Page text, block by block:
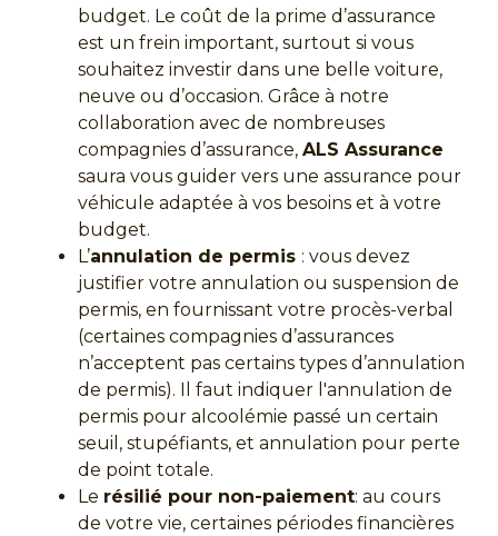
budget. Le coût de la prime d’assurance
est un frein important, surtout si vous
souhaitez investir dans une belle voiture,
neuve ou d’occasion. Grâce à notre
collaboration avec de nombreuses
compagnies d’assurance, ALS Assurance
saura vous guider vers une assurance pour
véhicule adaptée à vos besoins et à votre
budget.
L’annulation de permis : vous devez
justifier votre annulation ou suspension de
permis, en fournissant votre procès-verbal
(certaines compagnies d’assurances
n’acceptent pas certains types d’annulation
de permis). Il faut indiquer l'annulation de
permis pour alcoolémie passé un certain
seuil, stupéfiants, et annulation pour perte
de point totale.
Le résilié pour non-paiement: au cours
de votre vie, certaines périodes financières